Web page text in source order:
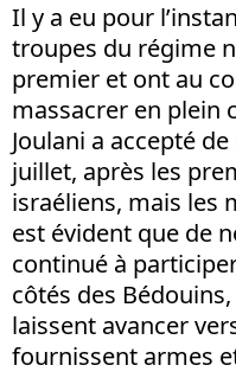
Il y a eu pour
troupes du régime
premier et ont au
massacrer en plein
Joulani a accepté
juillet, après les
israéliens, mais les
est évident que de
continué à
côtés des
laissent avancer
fournissent armes